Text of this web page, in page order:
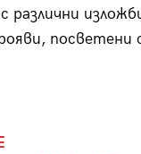
различни
посветени